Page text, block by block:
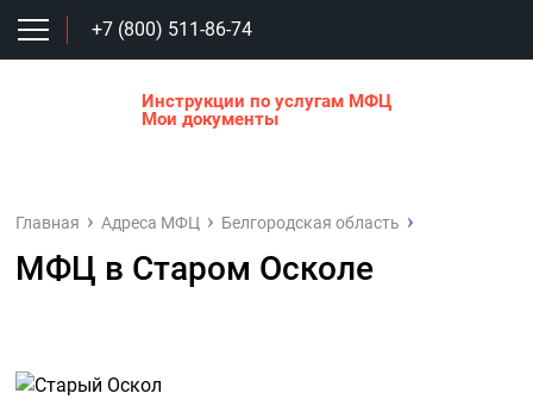
+7 (800) 511-86-74
Инструкции по услугам МФЦ
Мои документы
Главная Адреса МФЦ Белгородская область
МФЦ в Старом Осколе